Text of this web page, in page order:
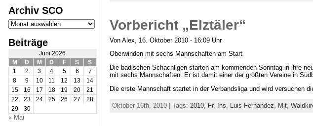
Archiv SCO
Archiv
SCO
Beiträge
Juni 2026
M
D M D F S
S
1
2 3 4 5 6
7
8
9 10 11 12 13
14
15
16 17 18 19 20
21
22
23 24 25 26 27
28
29
30
« Mai
Vorbericht „Elztäler“
Von Alex, 16. Oktober 2010 - 16:09 Uhr
Oberwinden mit sechs Mannschaften am Start
Die badischen Schachligen starten am kommenden Sonntag in ihre
mit sechs Mannschaften. Er ist damit einer der größten Vereine in
Die erste Mannschaft startet in der Verbandsliga und wird versuchen
Oktober 16th, 2010 | Tags: 2010, Fr, Ins Luis Fernandez Mit,